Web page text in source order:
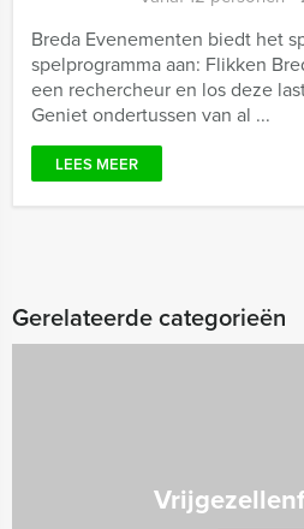
Breda Evenementen biedt het
spelprogramma aan: Flikken
een rechercheur en los deze
Geniet ondertussen van al ...
LEES MEER
Gerelateerde categorieën